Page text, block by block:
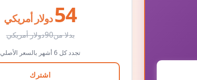
54 دولار أمريكي
بدلا من90دولار أمريكي
تجدد كل 6 أشهر بالسعر الأصلي
اشترك